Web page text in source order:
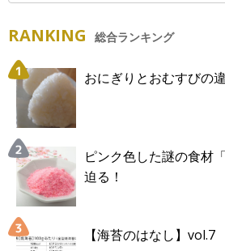
RANKING 総合ランキング
おにぎりとおむすびの
ピンク色した謎の食材
迫る！
【海苔のはなし】